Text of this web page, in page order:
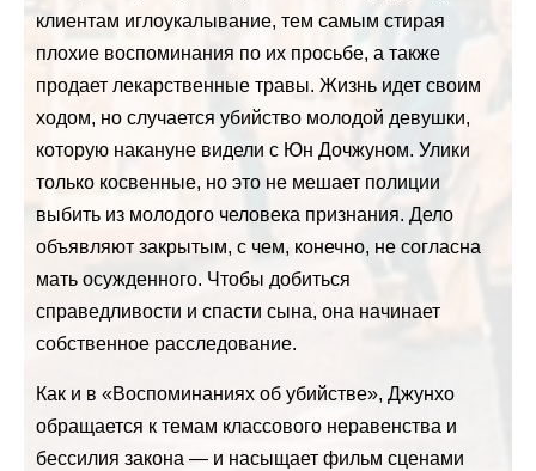
клиентам иглоукалывание, тем самым стирая
плохие воспоминания по их просьбе, а также
продает лекарственные травы. Жизнь идет своим
ходом, но случается убийство молодой девушки,
которую накануне видели с Юн Дочжуном. Улики
только косвенные, но это не мешает полиции
выбить из молодого человека признания. Дело
объявляют закрытым, с чем, конечно, не согласна
мать осужденного. Чтобы добиться
справедливости и спасти сына, она начинает
собственное расследование.
Как и в «Воспоминаниях об убийстве», Джунхо
обращается к темам классового неравенства и
бессилия закона — и насыщает фильм сценами